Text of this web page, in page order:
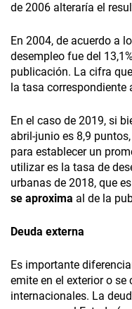
de 2006 alteraría el
En 2004, de acuerdo a
desempleo fue del
publicación. La cifra
la tasa correspondiente
En el caso de 2019, si
abril-junio es 8,9
para establecer un
utilizar es la tasa de
urbanas de 2018, que
se aproxima al de la
Deuda externa
Es importante
emite en el exterior o
internacionales. La